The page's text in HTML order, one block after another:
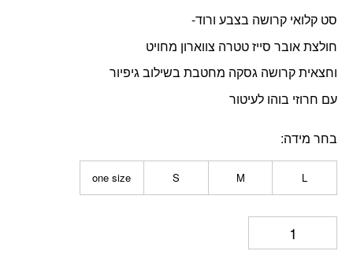
₪898.
₪799.
סט קלואי קרושה בצבע ורוד-
חולצת אובר סייז טטרה צווארון מחויט
וחצאית קרושה גסקה מחטבת בשילוב גיפיור
עם חרוזי בוהו לעיטור
בחר מידה
L
M
S
one size